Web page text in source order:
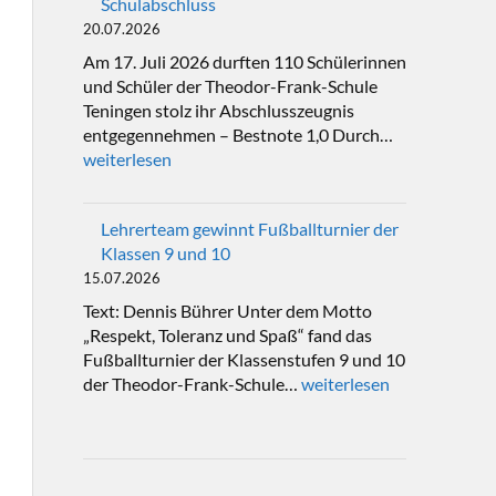
20.07.2026
Am 17. Juli 2026 durften 110 Schülerinnen
und Schüler der Theodor-Frank-Schule
Teningen stolz ihr Abschlusszeugnis
entgegennehmen – Bestnote 1,0 Durch…
weiterlesen
Lehrerteam gewinnt Fußballturnier der
Klassen 9 und 10
15.07.2026
Text: Dennis Bührer Unter dem Motto
„Respekt, Toleranz und Spaß“ fand das
Fußballturnier der Klassenstufen 9 und 10
der Theodor-Frank-Schule… weiterlesen